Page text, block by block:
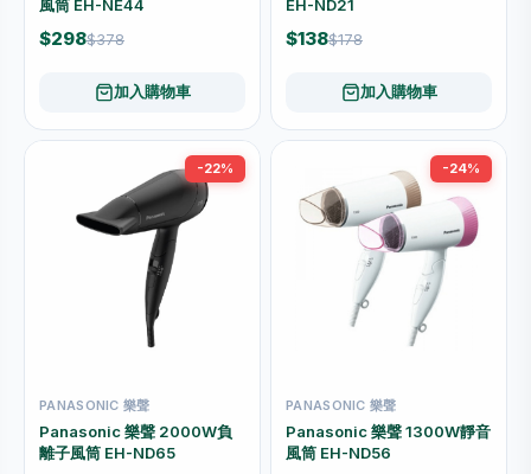
風筒 EH-NE44
$298$378
加入購物車
EH-ND21
$138$178
加入購物車
-22%
PANASONIC 樂聲
Panasonic 樂聲 2000W負
離子風筒 EH-ND65
-24%
PANASONIC 樂聲
Panasonic 樂聲 1300W靜音
風筒 EH-ND56